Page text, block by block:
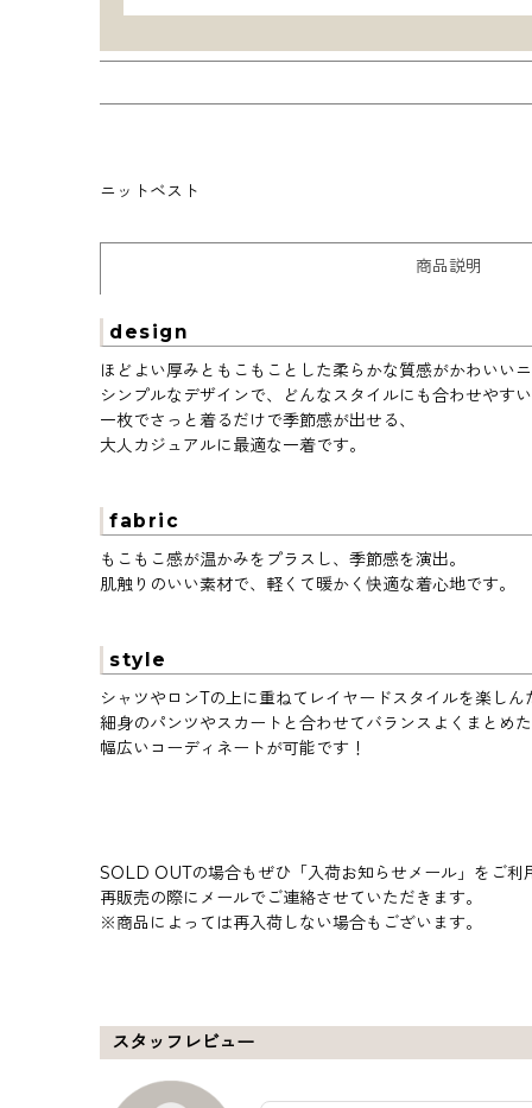
ニットベスト
商品説明
design
ほどよい厚みともこもことした柔らかな質感がかわいいニ
シンプルなデザインで、どんなスタイルにも合わせやすい
一枚でさっと着るだけで季節感が出せる、
大人カジュアルに最適な一着です。
fabric
もこもこ感が温かみをプラスし、季節感を演出。
肌触りのいい素材で、軽くて暖かく快適な着心地です。
style
シャツやロンTの上に重ねてレイヤードスタイルを楽しん
細身のパンツやスカートと合わせてバランスよくまとめた
幅広いコーディネートが可能です！
SOLD OUTの場合もぜひ「入荷お知らせメール」をご利
再販売の際にメールでご連絡させていただきます。
※商品によっては再入荷しない場合もございます。
スタッフレビュー